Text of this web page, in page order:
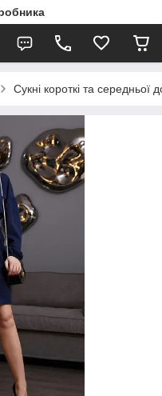
Сукні короткі та середньої